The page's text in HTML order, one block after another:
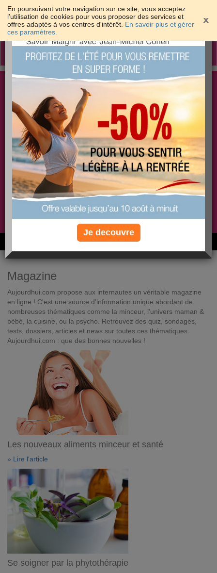
En poursuivant votre navigation sur ce site, vous acceptez
l'utilisation de cookies pour vous proposer des services et
offres adaptés à vos centres d'intérêt. En savoir plus et gérer
ces paramètres.
Toggle
Les meilleures solutions pour maigrir et être bien
dans sa peau
PLUS
EFFICACE
PLUS
SANTÉ
PLUS
COACHING
Non, je préfère le régime gratuit
6M de personnes ont maigri et réappris à manger avec nous
Magazine
Aujourdhui.com propose aux internautes un véritable magazine
en ligne ! C'est une source d'information unique abordant de
nombreuses thématiques comme la minceur, l'univers maman &
bébé, la cuisine, ou la psycho. Retrouvez des quiz, sondages,
tests, dossiers, articles et news sur toutes ces thématiques.
Aujourdhui.com : que des bonnes nouvelles !
Les nouveaux aliments minceur et santé
» Lire l'article
Se soigner par la phytothérapie
×
Je decouvre